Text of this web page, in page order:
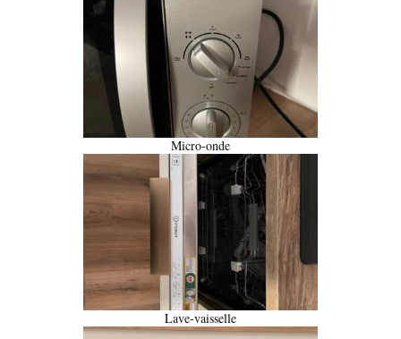
Micro-onde
Lave-vaisselle